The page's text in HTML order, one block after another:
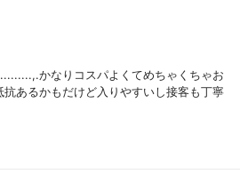
かなりコスパよくてめちゃくちゃお
あるかもだけど入りやすいし接客も丁寧